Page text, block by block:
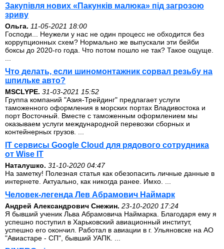
Закупівля нових «Пакунків малюка» під загрозою
зриву
Ольга. 11-05-2021 18:00
Господи... Неужели у нас не один процесс не обходится без
коррупционных схем? Нормально же выпускали эти бейби
боксы до 2020-го года. Что потом пошло не так? Такое ощуще.
Что делать, если шиномонтажник сорвал резьбу на
шпильке авто?
MSCLYPE. 31-03-2021 15:52
Группа компаний "Азия-Трейдинг" предлагает услуги
таможенного оформления в морских портах Владивостока и
порт Восточный. Вместе с таможенным оформлением мы
оказываем услуги международной перевозки сборных и
контейнерных грузов. ...
IT сервисы Google Cloud для рядового сотрудника
от Wise IT
Наталушко. 31-10-2020 04:47
На заметку! Полезная статья как обезопасить личные данные в
интернете. Актуально, как никогда ранее. Имхо. ...
Человек-легенда Лев Абрамович Наймарк
Андрей Александрович Снежин. 23-10-2020 17:24
Я бывший ученик Льва Абрамовича Наймарка. Благодаря ему я
успешно поступил в Харьковский авиационный институт,
успешно его окончил. Работал в авиации в г. Ульяновске на АО
"Авиастаре - СП", бывший УАПК. ...